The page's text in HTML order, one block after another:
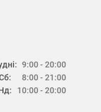
9:00 - 20:00
8:00 - 21:00
10:00 - 20:00